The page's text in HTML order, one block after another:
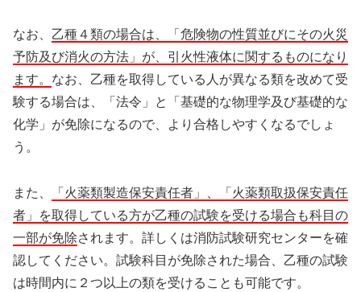
なお、 乙種４類の場合は、「危険物の性質並びにその火災
予防及び消火の方法」が、引火性液体に関するものになり
ます。 なお、乙種を取得している人が異なる類を改めて受
験する場合は、「法令」と「基礎的な物理学及び基礎的な
化学」が免除になるので、より合格しやすくなるでしょ
う。
また、
「火薬類製造保安責任者」、「火薬類取扱保安責任
者」を取得している方が乙種の試験を受ける場合も科目の
一部が免除されます。詳しくは消防試験研究センターを確
認してください。試験科目が免除された場合、乙種の試験
は時間内に２つ以上の類を受けることも可能です。